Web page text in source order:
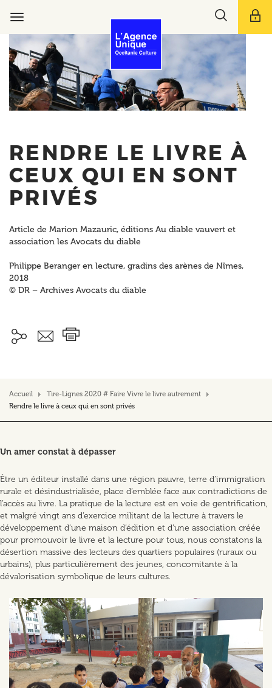
principalnavigation
Toggle
bar
RENDRE LE LIVRE À
CEUX QUI EN SONT
PRIVÉS
Article de Marion Mazauric, éditions Au diable vauvert et
association les Avocats du diable
Philippe Beranger en lecture, gradins des arènes de Nîmes,
2018
© DR – Archives Avocats du diable
Accueil
Tire-Lignes 2020 # Faire Vivre le livre autrement
Rendre le livre à ceux qui en sont privés
Un amer constat à dépasser
Être un éditeur installé dans une région pauvre, terre d’immigration
rurale et désindustrialisée, place d’emblée face aux contradictions de
l’accès au livre. La pratique de la lecture est en voie de gentrification,
et malgré vingt ans d’exercice militant de la lecture à travers le
développement d’une maison d’édition et d’une association créée
pour promouvoir le livre et la lecture pour tous, nous constatons la
désertion massive des lecteurs des quartiers populaires (ruraux ou
urbains), plus particulièrement des jeunes, concomitante à la
dévalorisation symbolique de leurs cultures.